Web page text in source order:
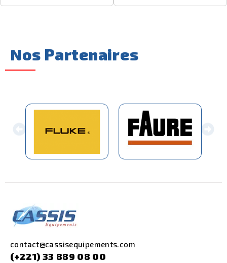
Nos Partenaires
contact@cassisequipements.com
(+221) 33 889 08 00